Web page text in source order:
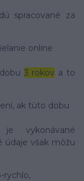
spracované za
online
3 rokov a to
ak túto dobu
je vykonávané
údaje však môžu
rychlo,